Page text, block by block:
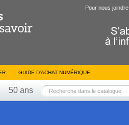
Pour nous joindre
GUIDE D’ACHAT NUMÉRIQUE
50 ans